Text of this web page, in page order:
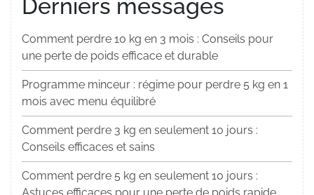
Derniers messages
Comment perdre 10 kg en 3 mois : Conseils pour
une perte de poids efficace et durable
Programme minceur : régime pour perdre 5 kg en 1
mois avec menu équilibré
Comment perdre 3 kg en seulement 10 jours :
Conseils efficaces et sains
Comment perdre 5 kg en seulement 10 jours :
Astuces efficaces pour une perte de poids rapide